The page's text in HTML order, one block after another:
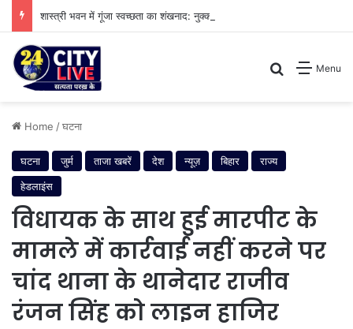
Menu
Search for
Home /घटना
घटना जुर्म ताजा खबरें देश न्यूज़ बिहार
राज्य
हेडलाइंस
विधायक के साथ हुई मारपीट के
मामले में कार्रवाई नहीं करने पर
चांद थाना के थानेदार राजीव
रंजन सिंह को लाइन हाजिर